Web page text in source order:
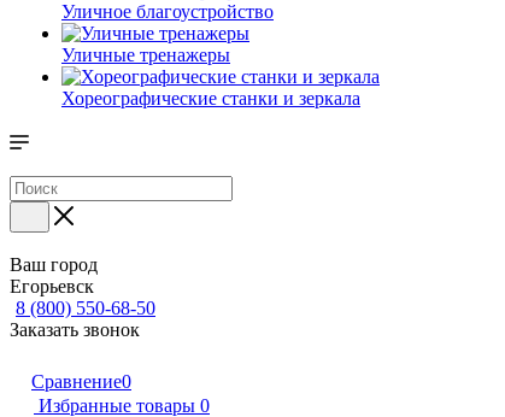
Уличное благоустройство
Уличные тренажеры
Хореографические станки и зеркала
Ваш город
Егорьевск
8 (800) 550-68-50
Заказать звонок
Сравнение0
Избранные товары 0